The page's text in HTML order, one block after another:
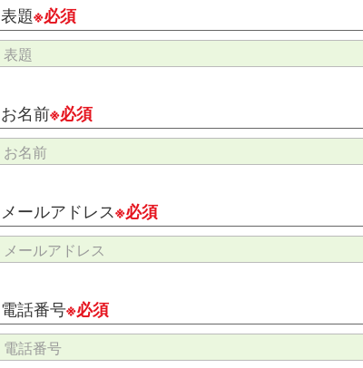
表題※必須
お名前※必須
メールアドレス※必須
電話番号※必須